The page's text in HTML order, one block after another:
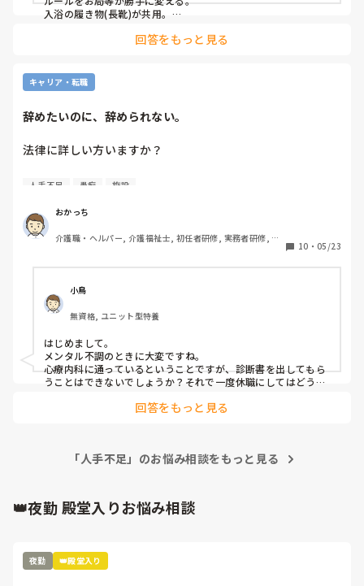
入浴の履き物(長靴)が共用。
回答をもっと見る
キャリア・転職
辞めたいのに、辞められない。
法律に詳しい方いますか？
以前にも有給休暇を全て消化して退職しようとしてますと書
ないから、全て消化は不可と言われた。買い取るから、期限
を延ばしてくれと。
っかりとリフレッシュして次いきたいと言ってるのに叶わな
い。前々から訴えていたのに今は無理と対応してくれなかっ
た。
有給休暇は働いている側の権利でしょ。法律や就業規則にの
っとってやっているのに。
ユニットで自分入れて3人辞めるから回らないから。そんな
の関係なくないですか？
施設からは法律をあげるなら｢繁忙期には辞める日を延ばせ
人手不足 愚痴 施設
おかっち
介護職・ヘルパー, 介護福祉士, 初任者研修, 実務者研修, ユ
10 ・ 05/23
小鳥
無資格, ユニット型特養
はじめまして。
メンタル不調のときに大変ですね。
心療内科に通っているということですが、診断書を出してもら
うことはできないでしょうか？それで一度休職にしてはどうで
す。内容を読むと休職も認めてもらえないかもしれません
回答をもっと見る
「人手不足」のお悩み相談をもっと見る
👑夜勤 殿堂入りお悩み相談
夜勤 👑殿堂入り